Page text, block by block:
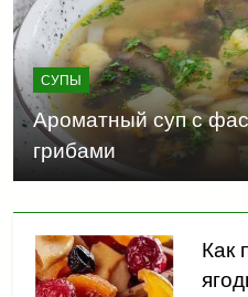
СУПЫ
Ароматный суп с
грибами
Как